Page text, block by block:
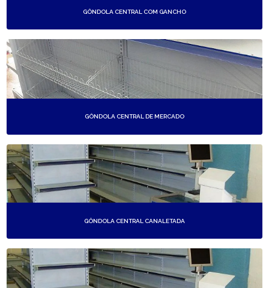
GÔNDOLA CENTRAL COM GANCHO
GÔNDOLA CENTRAL DE MERCADO
GÔNDOLA CENTRAL CANALETADA